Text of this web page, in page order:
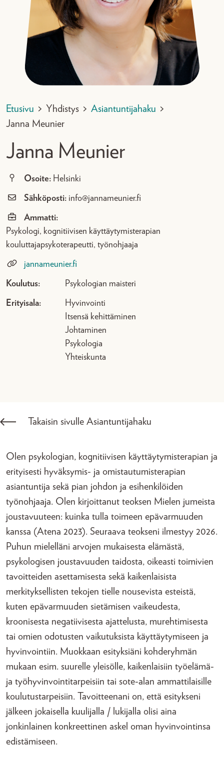
Etusivu > Yhdistys > Asiantuntijahaku >
Janna Meunier
Janna Meunier
Osoite: Helsinki
Sähköposti: info@jannameunier.fi
Ammatti:
Psykologi, kognitiivisen käyttäytymisterapian
kouluttajapsykoterapeutti, työnohjaaja
jannameunier.fi
Koulutus: Psykologian maisteri
Erityisala:
Hyvinvointi
Itsensä kehittäminen
Johtaminen
Psykologia
Yhteiskunta
Takaisin sivulle Asiantuntijahaku
Olen psykologian, kognitiivisen käyttäytymisterapian ja
erityisesti hyväksymis- ja omistautumisterapian
asiantuntija sekä pian johdon ja esihenkilöiden
työnohjaaja. Olen kirjoittanut teoksen Mielen jumeista
joustavuuteen: kuinka tulla toimeen epävarmuuden
kanssa (Atena 2023). Seuraava teokseni ilmestyy 2026.
Puhun mielelläni arvojen mukaisesta elämästä,
psykologisen joustavuuden taidosta, oikeasti toimivien
tavoitteiden asettamisesta sekä kaikenlaisista
merkityksellisten tekojen tielle nousevista esteistä,
kuten epävarmuuden sietämisen vaikeudesta,
kroonisesta negatiivisesta ajattelusta, murehtimisesta
tai omien odotusten vaikutuksista käyttäytymiseen ja
hyvinvointiin. Muokkaan esityksiäni kohderyhmän
mukaan esim. suurelle yleisölle, kaikenlaisiin työelämä-
ja työhyvinvointitarpeisiin tai sote-alan ammattilaisille
koulutustarpeisiin. Tavoitteenani on, että esitykseni
jälkeen jokaisella kuulijalla / lukijalla olisi aina
jonkinlainen konkreettinen askel oman hyvinvointinsa
edistämiseen.